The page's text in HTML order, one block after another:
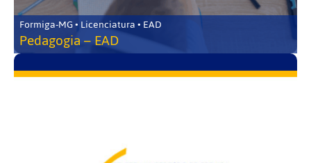
Formiga-MG • Licenciatura • EAD
Pedagogia – EAD